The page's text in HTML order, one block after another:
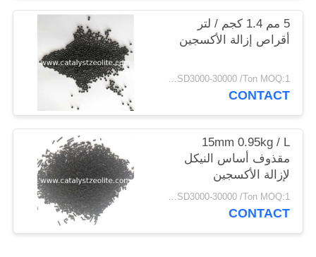
5 مم 1.4 كجم / لتر
أقراص إزالة الأكسجين
USD3000-30000 /Ton MOQ:1 كغم
CONTACT
15mm 0.95kg / L
مقذوف أساس النيكل
لإزالة الأكسجين
USD3000-30000 /Ton MOQ:1 كغم
CONTACT